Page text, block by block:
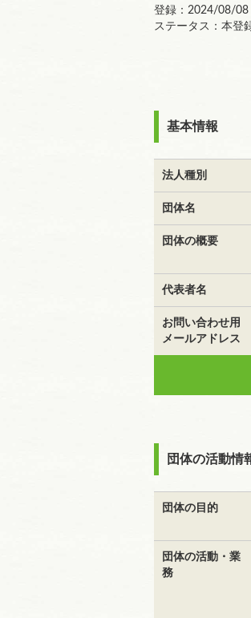
登録：2024/08/
ステータス：本登
基本情報
法人種別
団体名
団体の概要
代表者名
お問い合わせ用
メールアドレス
団体の活動情
団体の目的
団体の活動・業
務